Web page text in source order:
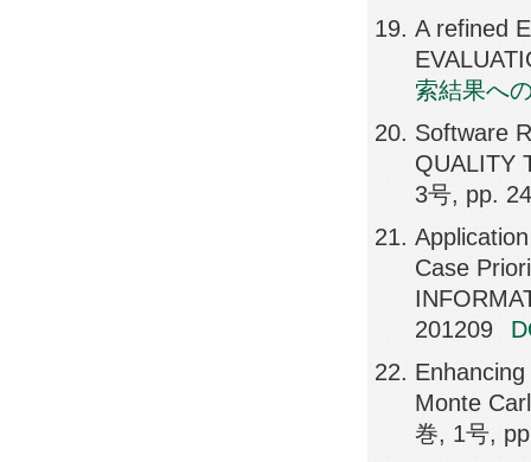
A refined
索結果へ
Software
QUALITY
3号, pp.
Case
201209
Monte
巻, 1号,